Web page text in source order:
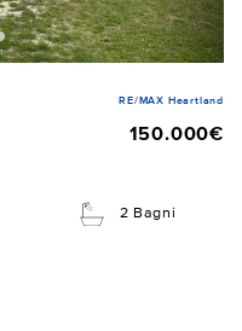
RE/MAX Heartland
150.000€
2 Bagni